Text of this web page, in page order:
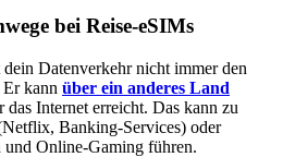
bei Reise-eSIMs
Datenverkehr nicht immer den
kann über ein anderes Land
das Internet erreicht. Das kann zu
Banking-Services) oder
Online-Gaming führen.